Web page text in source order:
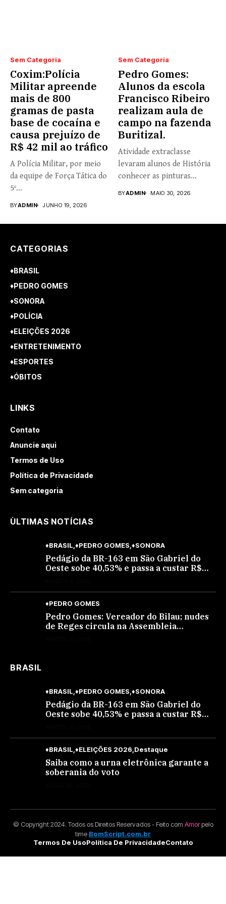
Sem Categoria
Coxim:Polícia
Militar apreende
mais de 800
gramas de pasta
base de cocaína e
causa prejuízo de
R$ 42 mil ao tráfico
A Polícia Militar, por meio
da equipe de Força Tática do
5º...
BYADMIN JUNHO 19, 2026
Sem Categoria
Pedro Gomes:
Alunos da escola
Francisco Ribeiro
realizam aula de
campo na fazenda
Buritizal.
Atividade extraclasse
levaram alunos de História
conhecer as pinturas
BYADMIN MAIO 30, 2026
CATEGORIAS
♦BRASIL
♦PEDRO GOMES
♦SONORA
♦POLÍCIA
♦ELEIÇÕES 2026
♦ENTRETENIMENTO
♦ESPORTES
♦ÓBITOS
LINKS
Contato
Anuncie aqui
Termos de Uso
Política de Privacidade
Sem categoria
ÙLTIMAS NOTÍCIAS
♦BRASIL ♦PEDRO GOMES ♦SONORA
Pedágio da BR-163 em São Gabriel do
Oeste sobe 40,53% e passa a custar R$
♦PEDRO GOMES
Pedro Gomes: Vereador do Bilau; nudes
de Reges circula na Assembleia
BRASIL
♦BRASIL ♦PEDRO GOMES ♦SONORA
Pedágio da BR-163 em São Gabriel do
Oeste sobe 40,53% e passa a custar R$
♦BRASIL ♦ELEIÇÕES 2026 Destaque
Saiba como a urna eletrônica garante a
soberania do voto
© Copyright 2024. Todos os Direitos Reservados - Feito com Amorpelo
time BomScript.com.br
Termos De UsoPolítica De PrivacidadeContato